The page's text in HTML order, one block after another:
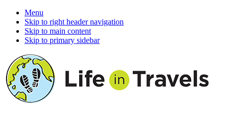
Menu
Skip to right header navigation
Skip to main content
Skip to primary sidebar